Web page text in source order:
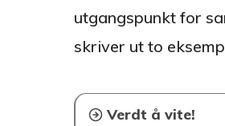
utgangspunkt for
skriver ut to
Verdt å vite!